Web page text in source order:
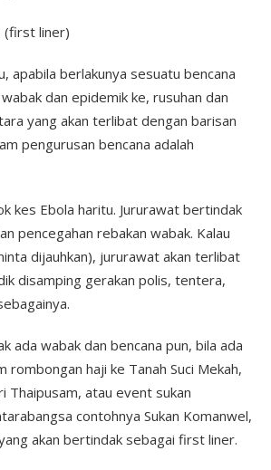
(first liner)
apabila berlakunya sesuatu bencana
dan epidemik ke, rusuhan dan
yang akan terlibat dengan barisan
pengurusan bencana adalah
kes Ebola haritu. Jururawat bertindak
pencegahan rebakan wabak. Kalau
dijauhkan), jururawat akan terlibat
disamping gerakan polis, tentera,
ada wabak dan bencana pun, bila ada
rombongan haji ke Tanah Suci Mekah,
Thaipusam, atau event sukan
contohnya Sukan Komanwel,
akan bertindak sebagai first liner.